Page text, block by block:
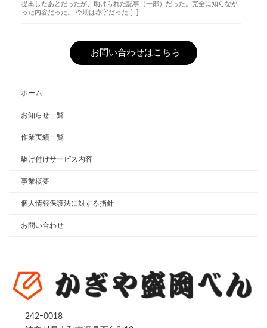
提出したあとだったが、助けられた記事（一部）だった。完全に知らなか
った内容だった。 今期は赤字だった […]
お問い合わせはこちら
ホーム
お知らせ一覧
作業実績一覧
駆け付けサービス内容
事業概要
個人情報保護法に対する指針
お問い合わせ
242ｰ0018